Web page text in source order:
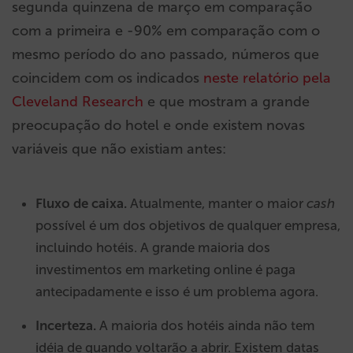
segunda quinzena de março em comparação
com a primeira e -90% em comparação com o
mesmo período do ano passado, números que
coincidem com os indicados neste relatório pela
Cleveland Research e que mostram a grande
preocupação do hotel e onde existem novas
variáveis que não existiam antes:
Fluxo de caixa. Atualmente, manter o maior cash
possível é um dos objetivos de qualquer empresa,
incluindo hotéis. A grande maioria dos
investimentos em marketing online é paga
antecipadamente e isso é um problema agora.
Incerteza. A maioria dos hotéis ainda não tem
idéia de quando voltarão a abrir. Existem datas